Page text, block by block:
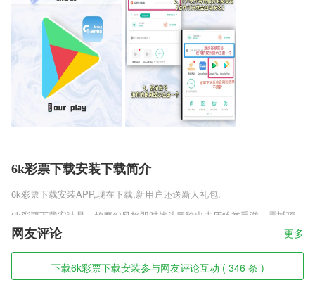
6k彩票下载安装下载简介
6k彩票下载安装APP,现在下载,新用户还送新人礼包.
6k彩票下载安装是一款魔幻风格即时战斗冒险出击历练类手游，震撼顶
尖的4K级画风设计，黎明天际手游官方安装包v0.8让你身临其境的体验
到魔幻世界的独特风采，个性超燃的魔法职业任你自由设定，丰富多样的
魔域故事，各种激动人心的冒险任务让你不断挑战，快招募你的龙族勇士
与你一起谱写战歌传奇，喜欢这款游戏的玩家快来趣趣手游网下载吧。
网友评论 更多
下载6k彩票下载安装参与网友评论互动 ( 346 条 )